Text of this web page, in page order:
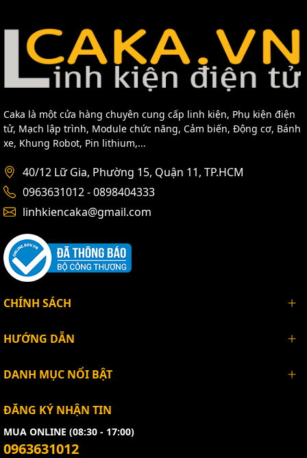
Caka là một cửa hàng chuyên cung cấp linh kiện, Phụ kiện điện
tử, Mạch lập trình, Module chức năng, Cảm biến, Động cơ, Bánh
xe, Khung Robot, Pin lithium,...
40/12 Lữ Gia, Phường 15, Quận 11, TP.HCM
0963631012 - 0898404333
linhkiencaka@gmail.com
CHÍNH SÁCH
HƯỚNG DẪN
DANH MỤC NỔI BẬT
ĐĂNG KÝ NHẬN TIN
MUA ONLINE (08:30 - 17:00)
0963631012